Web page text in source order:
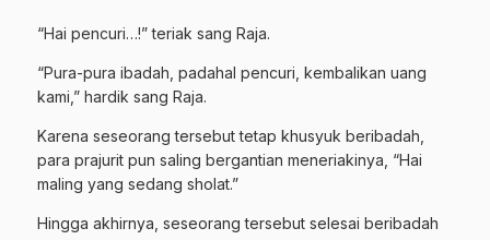
“Hai pencuri…!” teriak sang Raja.
“Pura-pura ibadah, padahal pencuri, kembalikan uang
kami,” hardik sang Raja.
Karena seseorang tersebut tetap khusyuk beribadah,
para prajurit pun saling bergantian meneriakinya, “Hai
maling yang sedang sholat.”
Hingga akhirnya, seseorang tersebut selesai beribadah